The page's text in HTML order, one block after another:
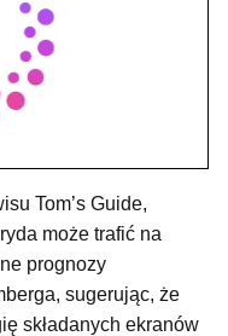
Tom’s Guide,
może trafić na
prognozy
sugerując, że
składanych ekranów